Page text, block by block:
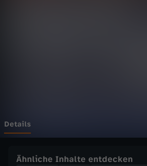
n
Details
Ähnliche Inhalte entdecken